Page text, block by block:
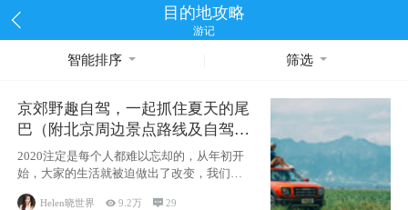
目的地攻略
游记
智能排序 筛选
京郊野趣自驾，一起抓住夏天的尾
巴（附北京周边景点路线及自驾攻
略）
2020注定是每个人都难以忘却的，从年初开
始，大家的生活就被迫做出了改变，我们也
不例外。本来双双辞职是为
Helen晓世界 9.2万 29